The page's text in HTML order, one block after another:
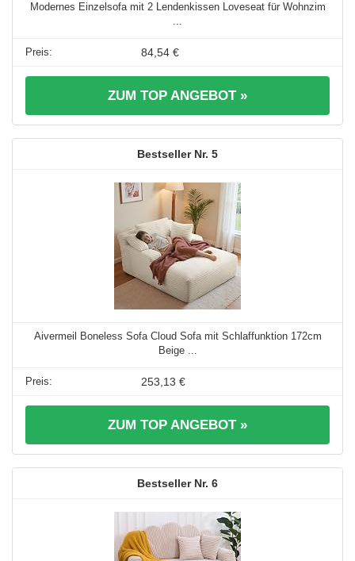
Modernes Einzelsofa mit 2 Lendenkissen Loveseat für Wohnzim
...
84,54 €
ZUM TOP ANGEBOT »
5
Aivermeil Boneless Sofa Cloud Sofa mit Schlaffunktion 172cm
Beige ...
253,13 €
ZUM TOP ANGEBOT »
6